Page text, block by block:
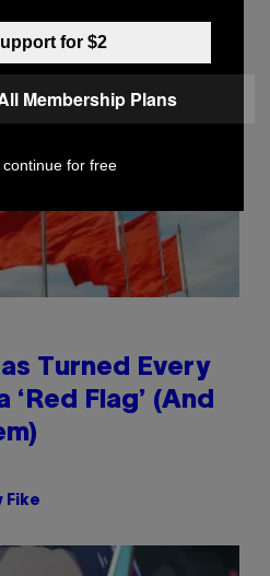
Turned Every
‘Red Flag’ (And
Fike
for $2
Membership Plans
continue for free